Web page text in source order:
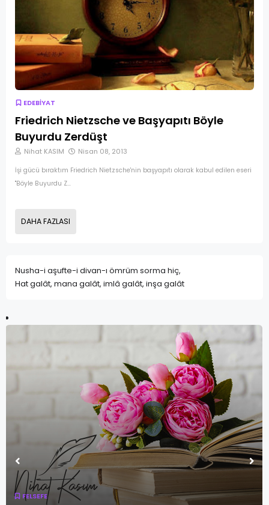
EDEBİYAT
Friedrich Nietzsche ve Başyapıtı Böyle
Buyurdu Zerdüşt
Nihat KASIM Nisan 08, 2013
İşi gücü bıraktım Friedrich Nietzsche'nin başyapıtı olarak kabul edilen eseri
"Böyle Buyurdu Z…
DAHA FAZLASI
Nusha-i aşufte-i divan-ı ömrüm sorma hiç,
Hat galât, mana galât, imlâ galât, inşa galât
FELSEFE